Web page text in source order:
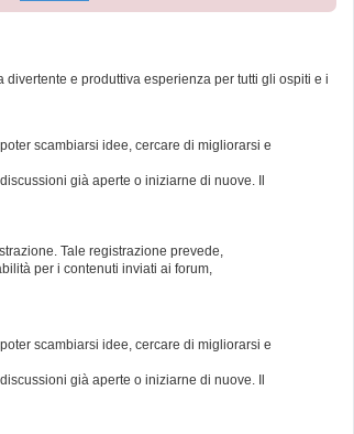
e produttiva esperienza per tutti gli ospiti e i
scambiarsi idee, cercare di migliorarsi e
già aperte o iniziarne di nuove. Il
Tale registrazione prevede,
per i contenuti inviati ai forum,
scambiarsi idee, cercare di migliorarsi e
già aperte o iniziarne di nuove. Il